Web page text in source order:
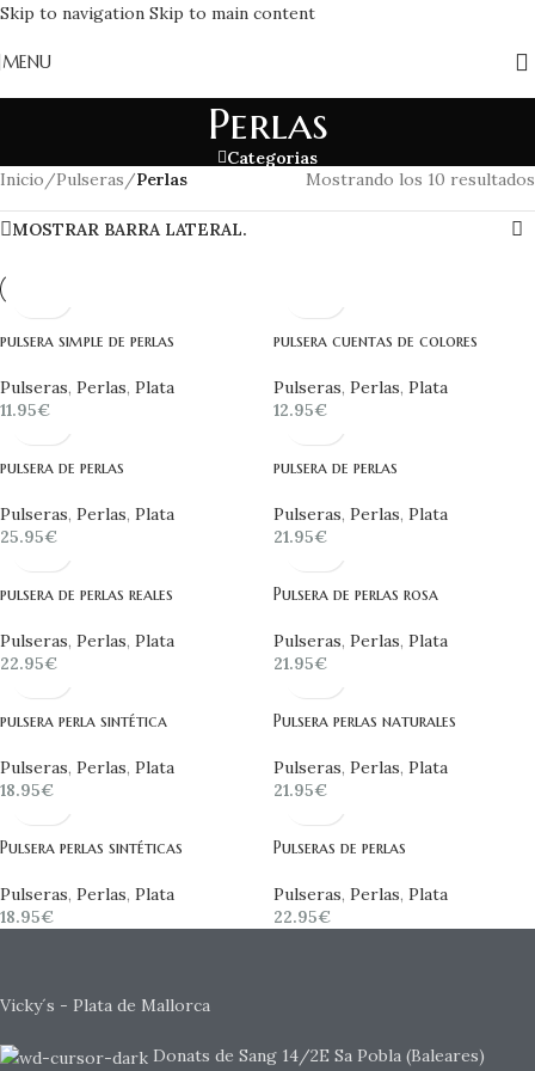
Skip to navigation Skip to main content
MENU
Perlas
Categorias
Inicio/Pulseras/Perlas Mostrando los 10 resultados
MOSTRAR BARRA LATERAL.
pulsera simple de perlas
Pulseras, Perlas, Plata
11.95€
pulsera cuentas de colores
Pulseras, Perlas, Plata
12.95€
pulsera de perlas
Pulseras, Perlas, Plata
25.95€
pulsera de perlas
Pulseras, Perlas, Plata
21.95€
pulsera de perlas reales
Pulseras, Perlas, Plata
22.95€
Pulsera de perlas rosa
Pulseras, Perlas, Plata
21.95€
pulsera perla sintética
Pulseras, Perlas, Plata
18.95€
Pulsera perlas naturales
Pulseras, Perlas, Plata
21.95€
Pulsera perlas sintéticas
Pulseras, Perlas, Plata
18.95€
Pulseras de perlas
Pulseras, Perlas, Plata
22.95€
Vicky´s - Plata de Mallorca
Donats de Sang 14/2E Sa Pobla (Baleares)